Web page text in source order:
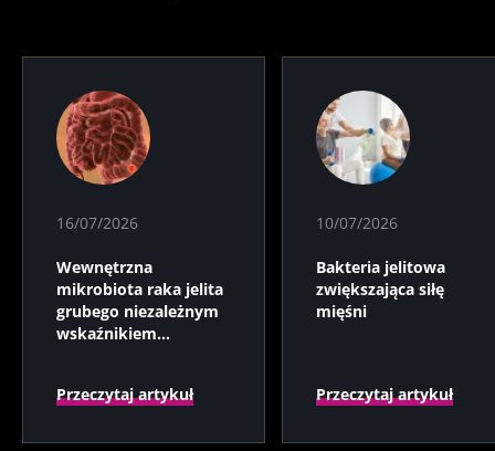
16/07/2026
Wewnętrzna
mikrobiota raka jelita
grubego niezależnym
wskaźnikiem
Przeczytaj artykuł
10/07/2026
Bakteria jelitowa
zwiększająca siłę
mięśni
Przeczytaj artykuł